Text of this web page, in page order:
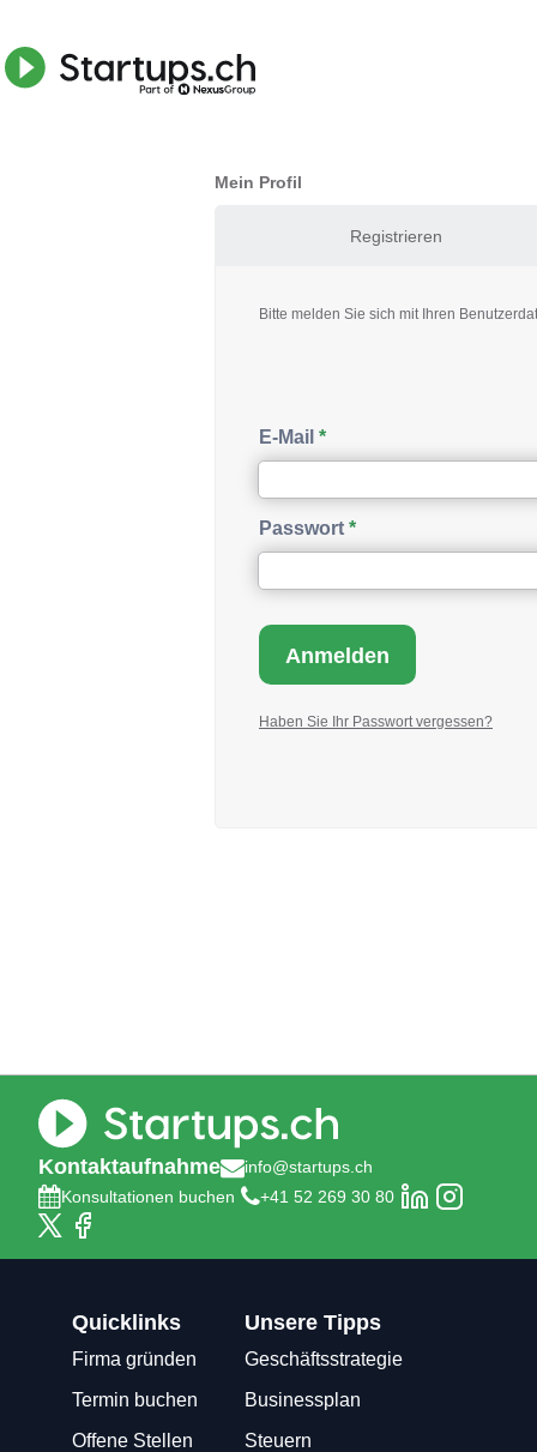
Mein Profil
Registrieren
Bitte melden Sie sich mit Ihren
E-Mail
Passwort
Haben Sie Ihr Passwort vergessen?
Kontaktaufnahme
info@startups.ch
Konsultationen buchen
+41 52 269 30 80
Quicklinks
Firma gründen
Termin buchen
Offene Stellen
Unsere Tipps
Geschäftsstrategie
Businessplan
Steuern